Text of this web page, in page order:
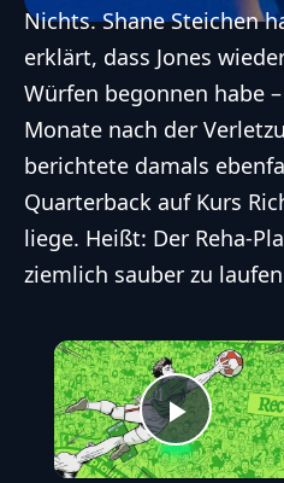
Nichts. Shane Steichen
erklärt, dass Jones
Würfen begonnen habe
Monate nach der
berichtete damals
Quarterback auf Kurs
liege. Heißt: Der Reha-
ziemlich sauber zu
Play